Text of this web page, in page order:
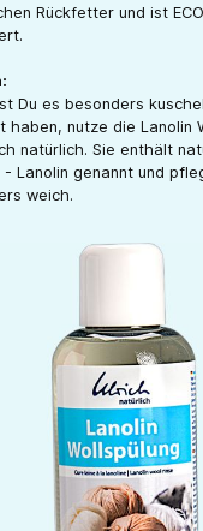
Rückfetter und ist
Du es besonders
haben, nutze die Lanolin
natürlich. Sie enthält
Lanolin genannt und
weich.